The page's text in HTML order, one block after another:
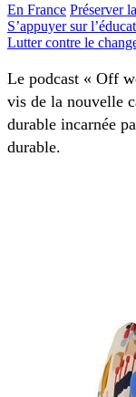
En France Préserver
S’appuyer sur
Lutter contre le
Le podcast « Off
vis de la nouvelle
durable incarnée
durable.